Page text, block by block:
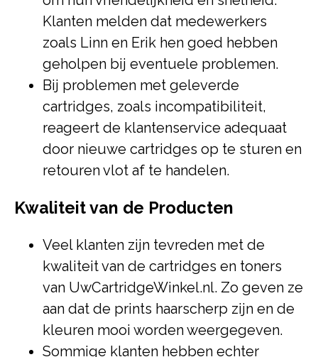
Klanten melden dat medewerkers
zoals Linn en Erik hen goed hebben
geholpen bij eventuele problemen.
Bij problemen met geleverde
cartridges, zoals incompatibiliteit,
reageert de klantenservice adequaat
door nieuwe cartridges op te sturen en
retouren vlot af te handelen.
Kwaliteit van de Producten
Veel klanten zijn tevreden met de
kwaliteit van de cartridges en toners
van UwCartridgeWinkel.nl. Zo geven ze
aan dat de prints haarscherp zijn en de
kleuren mooi worden weergegeven.
Sommige klanten hebben echter